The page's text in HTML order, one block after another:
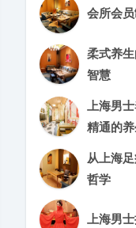
会所会
柔式养
智慧
上海男
精通的
从上海
哲学
上海男